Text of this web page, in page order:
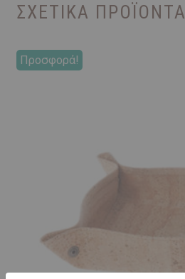
ΣΧΕΤΙΚΆ ΠΡΟΪΌΝΤΑ
Προσφορά!